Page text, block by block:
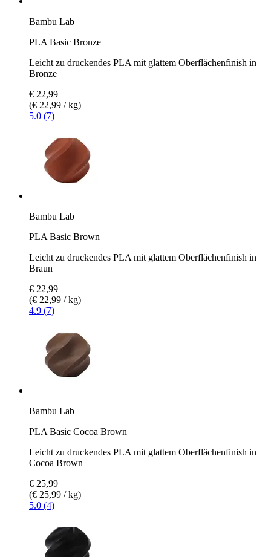
Bambu Lab
PLA Basic Bronze
Leicht zu druckendes PLA mit glattem Oberflächenfinish in
Bronze
€ 22,99
(€ 22,99 / kg)
5.0 (7)
Bambu Lab
PLA Basic Brown
Leicht zu druckendes PLA mit glattem Oberflächenfinish in
Braun
€ 22,99
(€ 22,99 / kg)
4.9 (7)
Bambu Lab
PLA Basic Cocoa Brown
Leicht zu druckendes PLA mit glattem Oberflächenfinish in
Cocoa Brown
€ 25,99
(€ 25,99 / kg)
5.0 (4)